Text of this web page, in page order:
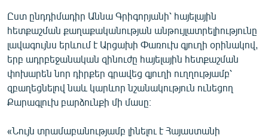
Ըստ ընդդիմադիր Աննա Գրիգորյանի՝ հայելային
հետքաշման քաղաքականության անթույլատրելիությունը
լավագույնս երևում է Արցախի Փառուխ գյուղի օրինակով,
երբ ադրբեջանական զինուժը հայելային հետքաշման
փոխարեն նոր դիրքեր գրավեց գյուղի ուղղությամբ՝
զբաղեցնելով նաև կարևոր նշանակություն ունեցող
Քարագլուխ բարձունքի մի մասը։
«Նույն տրամաբանությամբ լինելու է Հայաստանի